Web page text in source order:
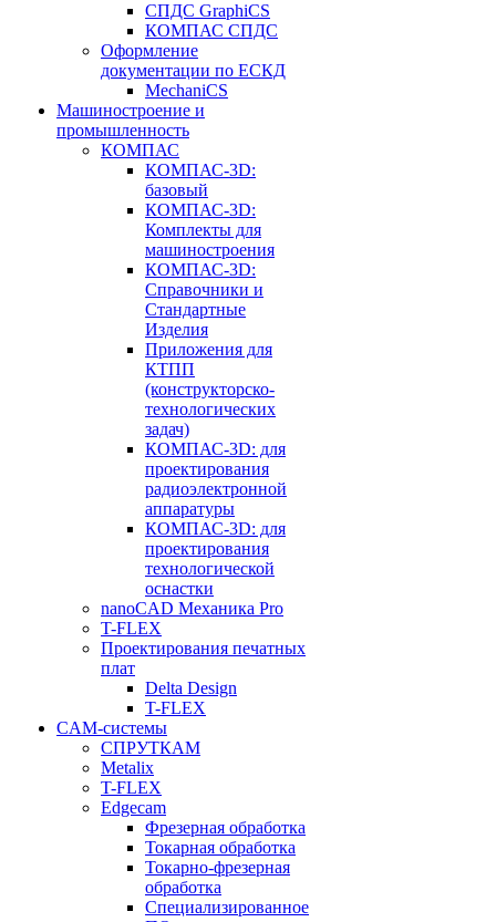
СПДС GraphiCS
КОМПАС СПДС
Оформление
документации по ЕСКД
MechaniCS
Машиностроение и
промышленность
КОМПАС
КОМПАС-3D:
базовый
КОМПАС-3D:
Комплекты для
машиностроения
КОМПАС-3D:
Справочники и
Стандартные
Изделия
Приложения для
КТПП
(конструкторско-
технологических
задач)
КОМПАС-3D: для
проектирования
радиоэлектронной
аппаратуры
КОМПАС-3D: для
проектирования
технологической
оснастки
nanoCAD Механика Pro
T-FLEX
Проектирования печатных
плат
Delta Design
T-FLEX
CAM-системы
СПРУТКAM
Metalix
T-FLEX
Edgecam
Фрезерная обработка
Токарная обработка
Токарно-фрезерная
обработка
Специализированное